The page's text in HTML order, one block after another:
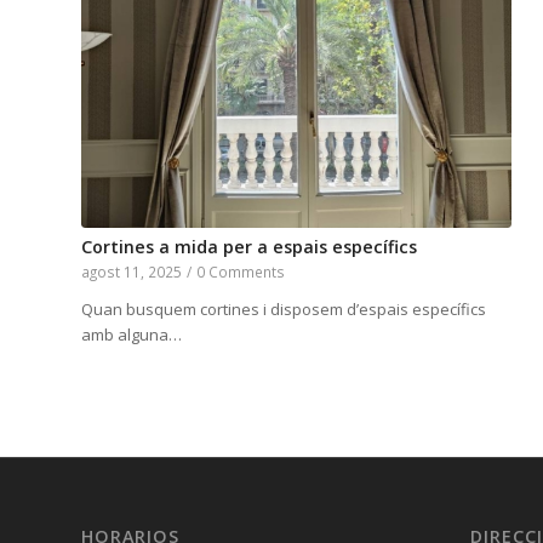
Cortines a mida per a espais específics
agost 11, 2025 / 0 Comments
Quan busquem cortines i disposem d’espais específics
amb alguna…
HORARIOS